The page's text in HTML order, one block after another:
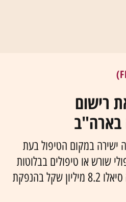
רישום
בארה"ב
ישירה במקום הטיפול בעת
שורש או טיפולים בבלוטות
הרוק ■ לפני כשבוע גייסה סיאלו 8.2 מיליון שקל בהנפקת